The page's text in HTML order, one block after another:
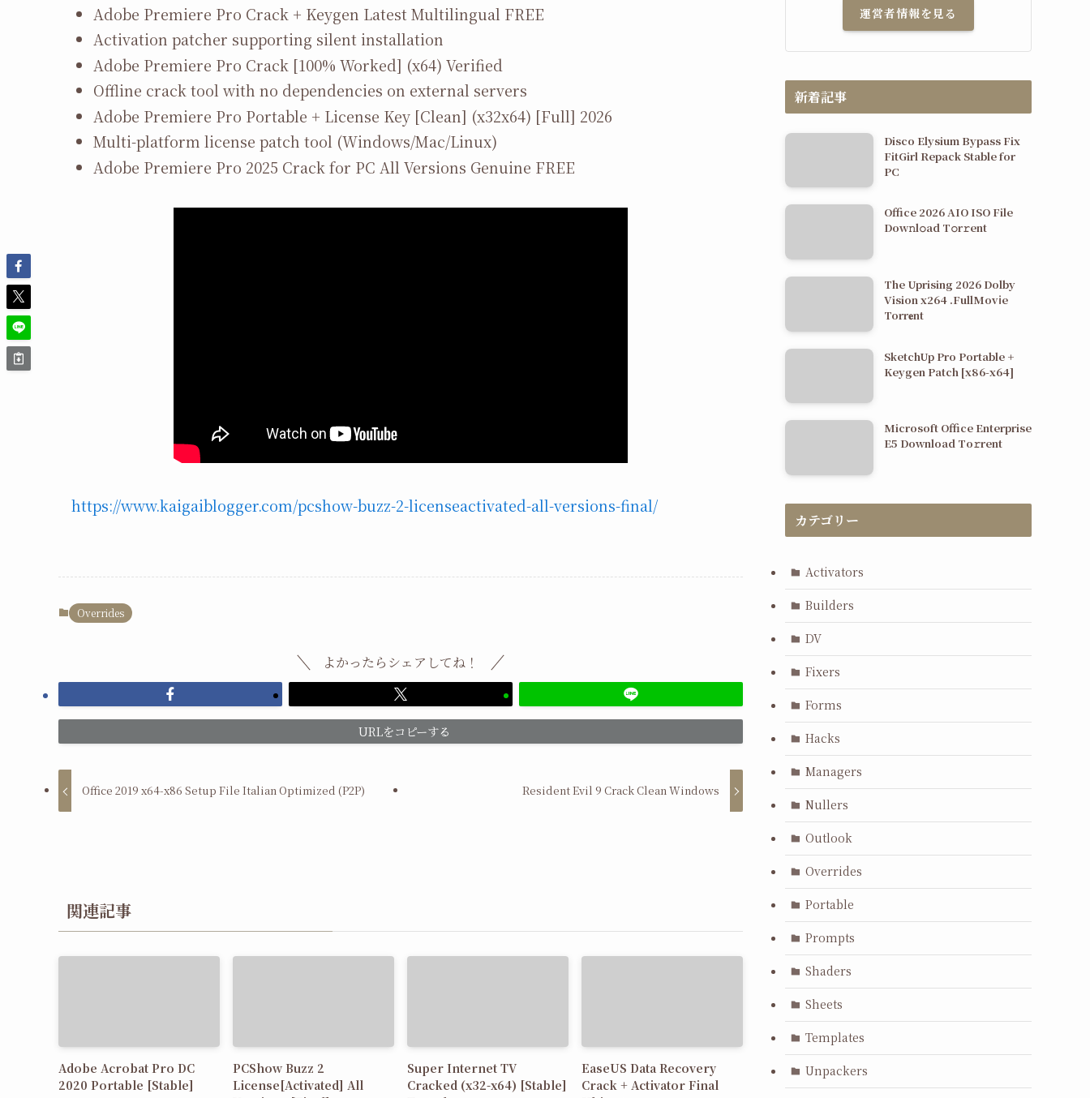
Adobe Premiere Pro Crack + Keygen Latest Multilingual FREE
Activation patcher supporting silent installation
Adobe Premiere Pro Crack [100% Worked] (x64) Verified
Offline crack tool with no dependencies on external servers
Adobe Premiere Pro Portable + License Key [Clean] (x32x64) [Full] 2026
Multi-platform license patch tool (Windows/Mac/Linux)
Adobe Premiere Pro 2025 Crack for PC All Versions Genuine FREE
https://www.kaigaiblogger.com/pcshow-buzz-2-licenseactivated-all-versions-final/
Overrides
よかったらシェアしてね！
URLをコピーする
Office 2019 x64-x86 Setup File Italian Optimized (P2P) Resident Evil 9 Crack Clean Windows
関連記事
Adobe Acrobat Pro DC
2020 Portable [Stable]
PCShow Buzz 2
License[Activated] All
Super Internet TV
Cracked (x32-x64) [Stable]
EaseUS Data Recovery
Crack + Activator Final
運営者情報を見る
新着記事
Disco Elysium Bypass Fix
FitGirl Repack Stable for
PC
Office 2026 AIO ISO File
Dоw𝚗l𝚘ad T𝚘r𝚛ent
The Uprising 2026 Dolby
Vision x264 .FullMov𝗂e
Torr𝐞nt
SketchUp Pro Portable +
Keygen Patch [x86-x64]
Microsoft Office Enterprise
E5 Dоwnlоad Tо𝚛rеnt
カテゴリー
Activators
Builders
DV
Fixers
Forms
Hacks
Managers
Nullers
Outlook
Overrides
Portable
Prompts
Shaders
Sheets
Templates
Unpackers